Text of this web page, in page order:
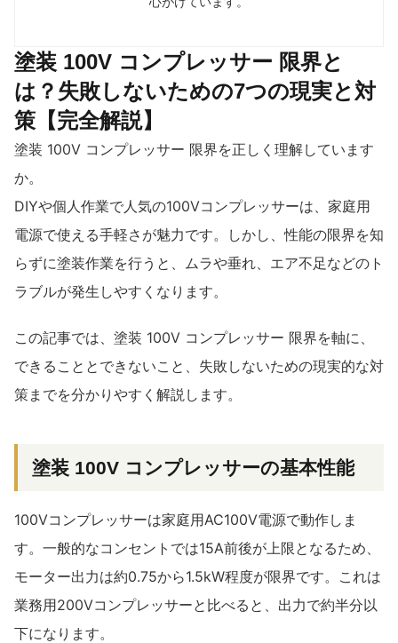
塗装 100V コンプレッサー 限界と
は？失敗しないための7つの現実と対
策【完全解説】
塗装 100V コンプレッサー 限界を正しく理解しています
か。
DIYや個人作業で人気の100Vコンプレッサーは、家庭用
電源で使える手軽さが魅力です。しかし、性能の限界を知
らずに塗装作業を行うと、ムラや垂れ、エア不足などのト
ラブルが発生しやすくなります。
この記事では、塗装 100V コンプレッサー 限界を軸に、
できることとできないこと、失敗しないための現実的な対
策までを分かりやすく解説します。
塗装 100V コンプレッサーの基本性能
100Vコンプレッサーは家庭用AC100V電源で動作しま
す。一般的なコンセントでは15A前後が上限となるため、
モーター出力は約0.75から1.5kW程度が限界です。これは
業務用200Vコンプレッサーと比べると、出力で約半分以
下になります。